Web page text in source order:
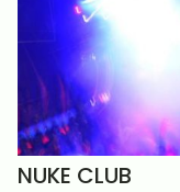
NUKE CLUB